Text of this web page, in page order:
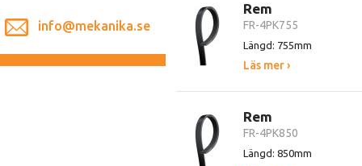
info@mekanika.se
Rem
FR-4PK755
Längd: 755mm
Läs mer ›
Rem
FR-4PK850
Längd: 850mm